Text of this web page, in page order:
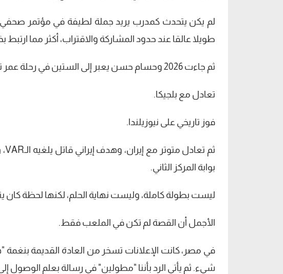
لم يكن يتحدث كمدرب يريد جملة لطيفة في مؤتمر
طويلا عالقا عند حدود المشاركة والاقتراب، أكثر مما ارتبط
ثم جاءت 2026 وحسام حسن يعبر إلى الستين في رحلة عمر تعشق الملاعب.
تعادل مع بلجيكا.
فوز تاريخي على نيوزيلندا.
بوابة المركز الثاني.
ليست بطولة كاملة، وليست نهاية الحلم، لكنها لحظة
الأجمل أن القصة لم تكن في الملعب فقط.
في مصر، كانت الإعلانات تسخر من العادة القديمة
شيء. ثم يأتي الرد بأننا "مطولين" في رسالة بعلم الوصول